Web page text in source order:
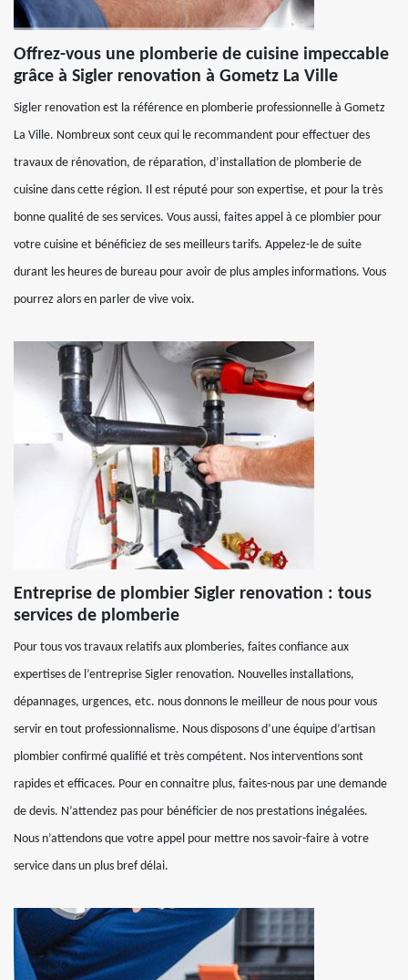
Offrez-vous une plomberie de cuisine impeccable
grâce à Sigler renovation à Gometz La Ville
Sigler renovation est la référence en plomberie professionnelle à Gometz
La Ville. Nombreux sont ceux qui le recommandent pour effectuer des
travaux de rénovation, de réparation, d’installation de plomberie de
cuisine dans cette région. Il est réputé pour son expertise, et pour la très
bonne qualité de ses services. Vous aussi, faites appel à ce plombier pour
votre cuisine et bénéficiez de ses meilleurs tarifs. Appelez-le de suite
durant les heures de bureau pour avoir de plus amples informations. Vous
pourrez alors en parler de vive voix.
Entreprise de plombier Sigler renovation : tous
services de plomberie
Pour tous vos travaux relatifs aux plomberies, faites confiance aux
expertises de l’entreprise Sigler renovation. Nouvelles installations,
dépannages, urgences, etc. nous donnons le meilleur de nous pour vous
servir en tout professionnalisme. Nous disposons d’une équipe d’artisan
plombier confirmé qualifié et très compétent. Nos interventions sont
rapides et efficaces. Pour en connaitre plus, faites-nous par une demande
de devis. N’attendez pas pour bénéficier de nos prestations inégalées.
Nous n’attendons que votre appel pour mettre nos savoir-faire à votre
service dans un plus bref délai.